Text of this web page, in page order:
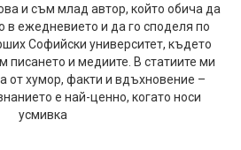
и съм млад автор, който обича да
в ежедневието и да го споделя по
Софийски университет, където
писането и медиите. В статиите ми
от хумор, факти и вдъхновение –
е най-ценно, когато носи
усмивка